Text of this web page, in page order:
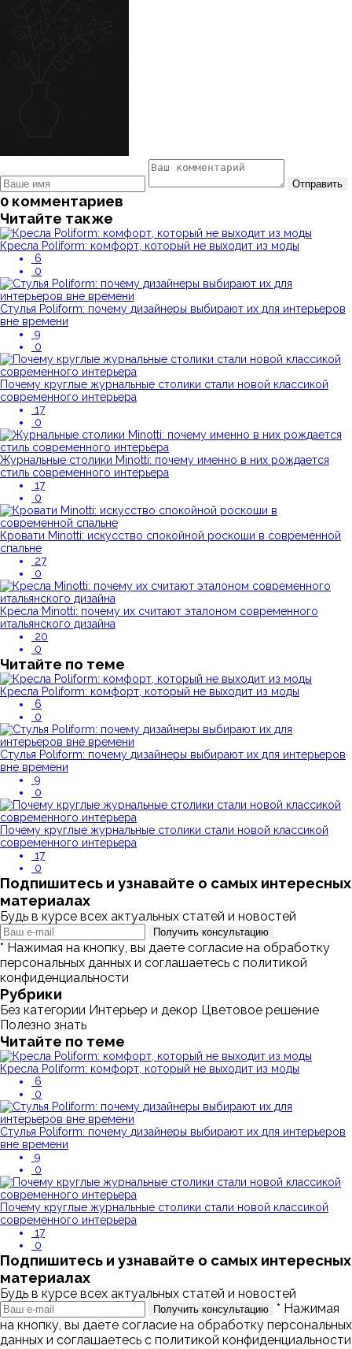
Отправить
0 комментариев
Читайте также
Кресла Poliform: комфорт, который не выходит из моды
6
0
Стулья Poliform: почему дизайнеры выбирают их для интерьеров
вне времени
9
0
Почему круглые журнальные столики стали новой классикой
современного интерьера
17
0
Журнальные столики Minotti: почему именно в них рождается
стиль современного интерьера
17
0
Кровати Minotti: искусство спокойной роскоши в современной
спальне
27
0
Кресла Minotti: почему их считают эталоном современного
итальянского дизайна
20
0
Читайте по теме
Кресла Poliform: комфорт, который не выходит из моды
6
0
Стулья Poliform: почему дизайнеры выбирают их для интерьеров
вне времени
9
0
Почему круглые журнальные столики стали новой классикой
современного интерьера
17
0
Подпишитесь и узнавайте о самых интересных
материалах
Будь в курсе всех актуальных статей и новостей
Получить консультацию
* Нажимая на кнопку, вы даете согласие на обработку
персональных данных и соглашаетесь с политикой
конфиденциальности
Рубрики
Без категории Интерьер и декор Цветовое решение
Полезно знать
Читайте по теме
Кресла Poliform: комфорт, который не выходит из моды
6
0
Стулья Poliform: почему дизайнеры выбирают их для интерьеров
вне времени
9
0
Почему круглые журнальные столики стали новой классикой
современного интерьера
17
0
Подпишитесь и узнавайте о самых интересных
материалах
Будь в курсе всех актуальных статей и новостей
Получить консультацию
* Нажимая
на кнопку, вы даете согласие на обработку персональных
данных и соглашаетесь с политикой конфиденциальности